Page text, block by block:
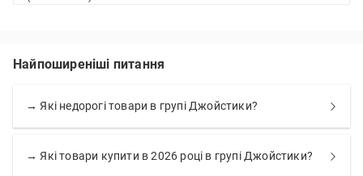
Найпоширеніші питання
→ Які недорогі товари в групі Джойстики?
→ Які товари купити в 2026 році в групі Джойстики?